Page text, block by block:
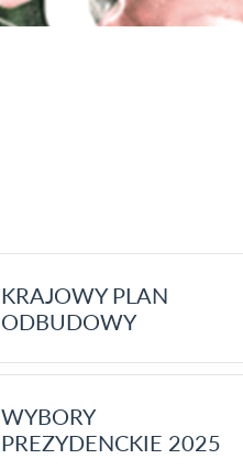
KRAJOWY PLAN
ODBUDOWY
WYBORY
PREZYDENCKIE 2025